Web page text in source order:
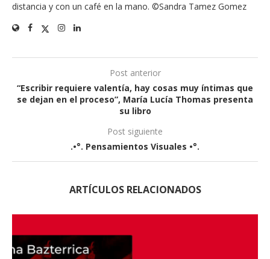
distancia y con un café en la mano. ©Sandra Tamez Gomez
Post anterior
“Escribir requiere valentía, hay cosas muy íntimas que
se dejan en el proceso”, María Lucía Thomas presenta
su libro
Post siguiente
.•°. Pensamientos Visuales •°.
ARTÍCULOS RELACIONADOS